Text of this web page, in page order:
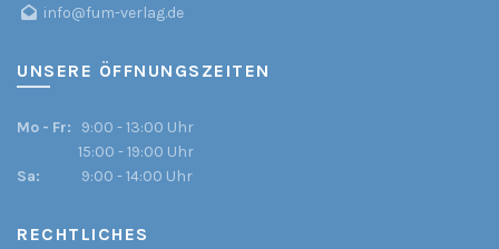
info@fum-verlag.de
UNSERE ÖFFNUNGSZEITEN
Mo - Fr:
9:00 - 13:00 Uhr
15:00 - 19:00 Uhr
Sa:
9:00 - 14:00 Uhr
RECHTLICHES